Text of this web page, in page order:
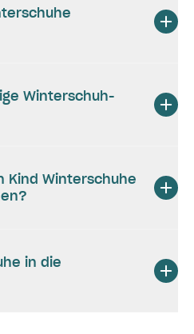
Winterschuh-
Kind Winterschuhe
in die